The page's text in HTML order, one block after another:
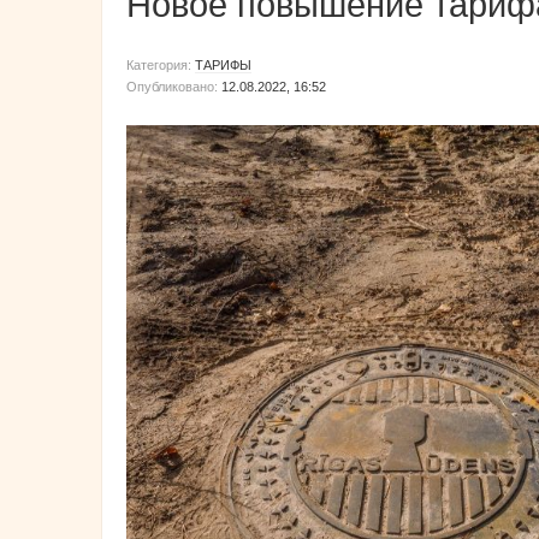
Категория: ТАРИФЫ
Опубликовано: 12.08.2022, 16:52